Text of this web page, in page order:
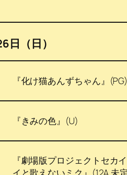
日（日）
『化け猫あんずちゃん』(PG)
『きみの色』(U)
『劇場版プロジェクトセカ